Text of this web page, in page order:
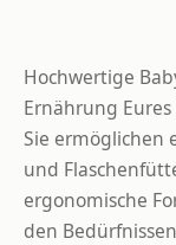
Hochwertige
Ernährung
Sie ermöglichen
und
ergonomische
den